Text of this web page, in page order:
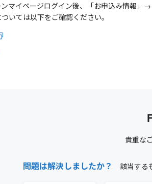
マイページログイン後、「お申込み情報」
いては以下をご確認ください。
貴重な
問題は解決しましたか？ 該当する